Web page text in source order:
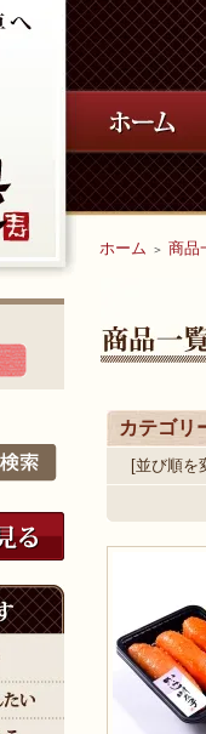
ホーム ＞ 商品
カテゴリ
[並び順を